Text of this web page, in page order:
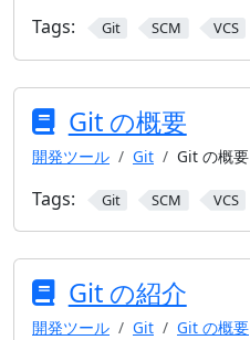
Tags:
Git SCM VCS
Git の概要
開発ツール Git Git の概要
Tags: Git SCM VCS
Git の紹介
開発ツール Git Git の概要